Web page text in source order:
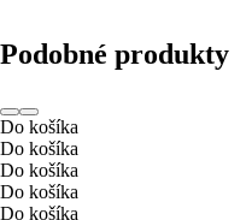
Podobné produkty
Do košíka
Do košíka
Do košíka
Do košíka
Do košíka